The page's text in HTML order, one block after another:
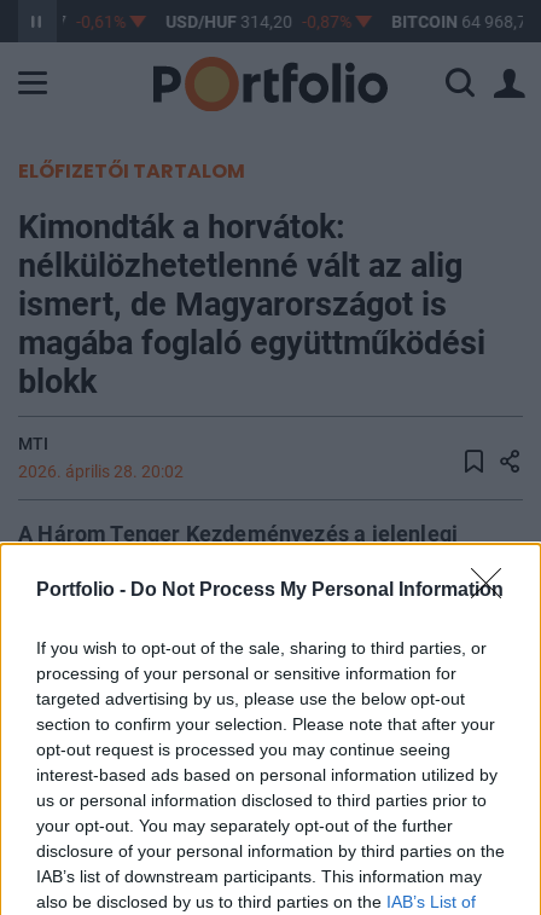
Portfolio - Do Not Process My Personal Information
If you wish to opt-out of the sale, sharing to third parties, or
processing of your personal or sensitive information for
targeted advertising by us, please use the below opt-out
section to confirm your selection. Please note that after your
opt-out request is processed you may continue seeing
interest-based ads based on personal information utilized by
us or personal information disclosed to third parties prior to
your opt-out. You may separately opt-out of the further
disclosure of your personal information by third parties on the
IAB’s list of downstream participants. This information may
also be disclosed by us to third parties on the IAB’s List of
363,17 -0,61% USD/HUF314,20 -0,87% BITCOIN64 968,71
ELŐFIZETŐI TARTALOM
Kimondták a horvátok:
nélkülözhetetlenné vált az alig
ismert, de Magyarországot is
magába foglaló együttműködési
blokk
MTI
2026. április 28. 20:02
A Három Tenger Kezdeményezés a jelenlegi
geopolitikai környezetben már nemcsak releváns,
hanem nélkülözhetetlen - mondta kedden Andrej
szerveződés csúcstalálkozójának megnyitóján.
Energy Investment Forum 2026Az energiaszektor
csúcsvezetői egy helyen: stratégiai válaszok
versenyképességről, beruházásokról, szabályozásról és az
energetikai jövőjéről.Információ és jelentkezésA horvát
sajtó beszámolója szerint a miniszterelnök hangsúlyozta: a
2026-os világ már nem a 2016-os, és az energiabiztonság
az elmúlt években technikai kérdésből stratégiai...